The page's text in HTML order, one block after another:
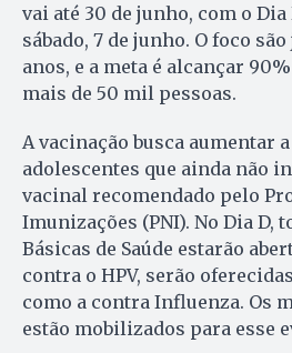
vai até 30 de junho, com o
sábado, 7 de junho. O foco são
anos, e a meta é alcançar
mais de 50 mil pessoas.
A vacinação busca aumentar
adolescentes que ainda não
vacinal recomendado pelo
Imunizações (PNI). No Dia D,
Básicas de Saúde estarão
contra o HPV, serão
como a contra Influenza. Os
estão mobilizados para esse